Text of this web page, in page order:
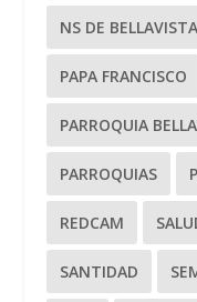
NS DE BELLAVISTA
PAPA FRANCISCO
PARROQUIA
PARROQUIAS
REDCAM
SANTIDAD